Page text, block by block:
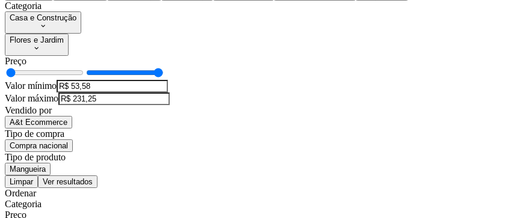
Categoria
Casa e Construção
Flores e Jardim
Preço
Valor mínimo
Valor máximo
Vendido por
A&t Ecommerce
Tipo de compra
Compra nacional
Tipo de produto
Mangueira
Limpar
Ver resultados
Ordenar
Categoria
Preço